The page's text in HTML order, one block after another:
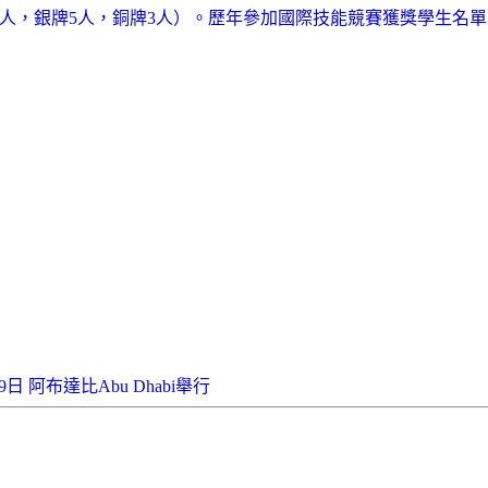
，銀牌5人，銅牌3人）。歷年參加國際技能競賽獲獎學生名
日 阿布達比Abu Dhabi舉行